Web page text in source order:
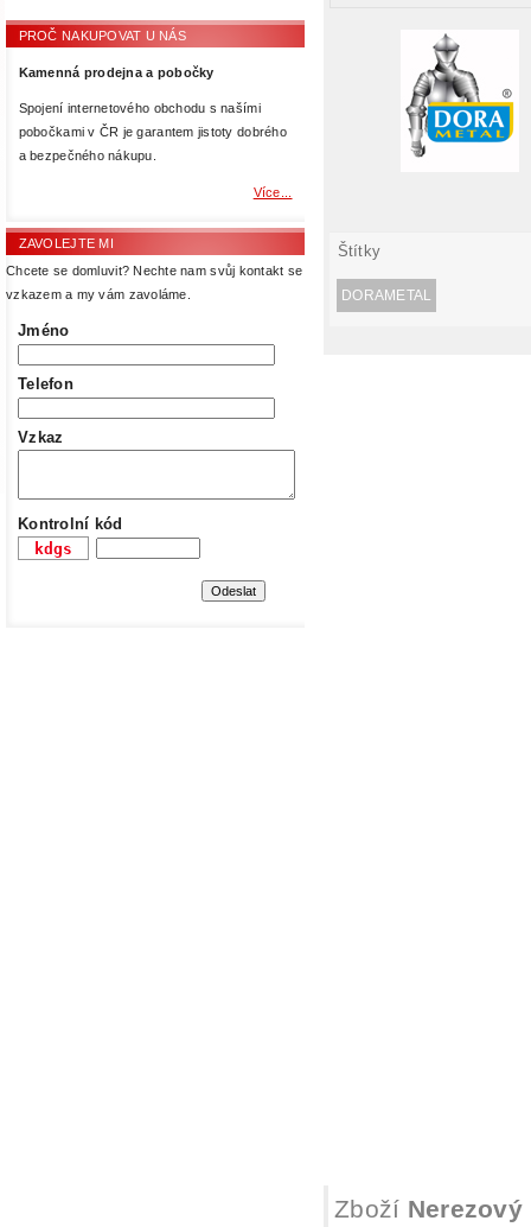
PROČ NAKUPOVAT U NÁS
Kamenná prodejna a pobočky
Spojení internetového obchodu s našími
pobočkami v ČR je garantem jistoty dobrého
a bezpečného nákupu.
Více...
ZAVOLEJTE MI
Chcete se domluvit? Nechte nam svůj kontakt se
vzkazem a my vám zavoláme.
Jméno
Telefon
Vzkaz
Kontrolní kód
Štítky
DORAMETAL
Zboží